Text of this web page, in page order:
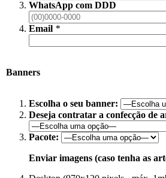
WhatsApp com DDD
Email *
Banners
Escolha o seu banner:
Deseja contratar a confecção de
Pacote:
Enviar imagens (caso tenha as